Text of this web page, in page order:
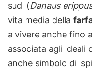
sud (Danaus erippus
vita media della
a vivere anche fino
associata agli ideali
anche simbolo di